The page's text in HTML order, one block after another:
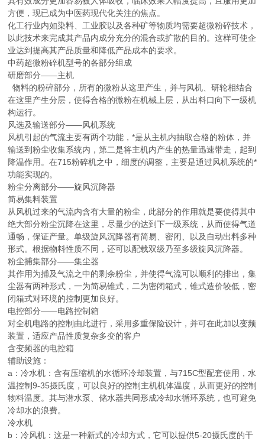
方便，现已成为中医药现代化关注的焦点。
化工行业内如染料、工业胶以及各种矿等物质均需要超微粉碎技术，
以此技术来完成其产品内成分充分的混合或扩散的目的。这样可使企
业达到提高其产品质量和降低产品成本的要求。
中药超微粉碎机型号的各部分组成
研磨部分——主机
物料的粉碎部分，所有的微粉从这里产生，并与风机、研轮相结合
在这里产生分层，使得合格的微粉在机械上层，从出料口向下一级机
构运行。
风选及输送部分——风机系统
风机引起的气流主要有两个功能，*是从主机内抽取合格的粉体，并
输送到粉尘收集系统内，第二是将主机内产生的热量迅速带走，起到
降温作用。在715粉碎机之中，细度的调整，主要是通过风机系统的*
功能实现的。
粉尘分离部分——旋风沉降器
简易集料装置
从风机过来的气流内含有大量的粉尘，此部分的作用就是要使得其中
绝大部分粉尘沉降在这里，尽量少的达到下一级系统，从而使得气道
通畅，保证产量。单级旋风沉降器有简易、密闭、以及自动出料多种
形式。根据物料性质不同，还可以配载双级乃至多级旋风沉降器。
粉尘捕集部分——集尘器
其作用为捕及气流之中的剩余粉尘，并使得气流可以顺利的排出，集
尘器有两种形式，一为简易锥式，二为密闭箱式，锥式造价较低，密
闭箱式对环境的控制更加良好。
电控部分——电路控制箱
对全机电路的控制由此进行，采用多重保险设计，并可在此加以变频
装置，适应产品性质复杂多变的客户
含变频器的电控箱
辅助设施：
a：冷水机：含有压缩机的水循环冷却装置，与715C型配套使用，水
温控制9-35摄氏度，可以良好的控制主机机体温度，从而更好的控制
物料温度。其与潜水泵、储水器共同形成冷却水循环系统，也可避免
冷却水的浪费。
冷水机
b：冷风机：这是一种新式的冷却方式，它可以提供5-20摄氏度的干